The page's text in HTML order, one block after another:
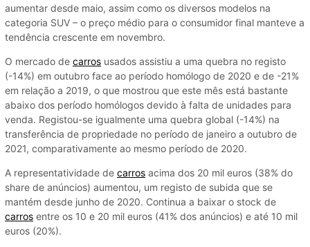
aumentar desde maio, assim como os diversos modelos na
categoria SUV – o preço médio para o consumidor final manteve a
tendência crescente em novembro.
O mercado de carros usados assistiu a uma quebra no registo
(-14%) em outubro face ao período homólogo de 2020 e de -21%
em relação a 2019, o que mostrou que este mês está bastante
abaixo dos período homólogos devido à falta de unidades para
venda. Registou-se igualmente uma quebra global (-14%) na
transferência de propriedade no período de janeiro a outubro de
2021, comparativamente ao mesmo período de 2020.
A representatividade de carros acima dos 20 mil euros (38% do
share de anúncios) aumentou, um registo de subida que se
mantém desde junho de 2020. Continua a baixar o stock de
carros entre os 10 e 20 mil euros (41% dos anúncios) e até 10 mil
euros (20%).